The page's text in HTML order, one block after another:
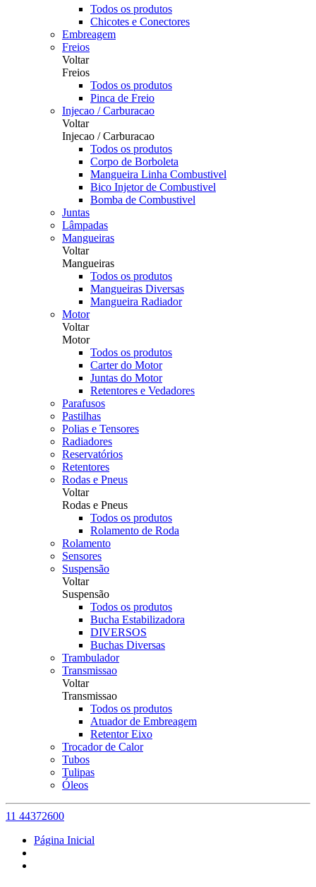
Todos os produtos
Chicotes e Conectores
Embreagem
Freios
Voltar
Freios
Todos os produtos
Pinca de Freio
Injecao / Carburacao
Voltar
Injecao / Carburacao
Todos os produtos
Corpo de Borboleta
Mangueira Linha Combustivel
Bico Injetor de Combustivel
Bomba de Combustivel
Juntas
Lâmpadas
Mangueiras
Voltar
Mangueiras
Todos os produtos
Mangueiras Diversas
Mangueira Radiador
Motor
Voltar
Motor
Todos os produtos
Carter do Motor
Juntas do Motor
Retentores e Vedadores
Parafusos
Pastilhas
Polias e Tensores
Radiadores
Reservatórios
Retentores
Rodas e Pneus
Voltar
Rodas e Pneus
Todos os produtos
Rolamento de Roda
Rolamento
Sensores
Suspensão
Voltar
Suspensão
Todos os produtos
Bucha Estabilizadora
DIVERSOS
Buchas Diversas
Trambulador
Transmissao
Voltar
Transmissao
Todos os produtos
Atuador de Embreagem
Retentor Eixo
Trocador de Calor
Tubos
Tulipas
Óleos
11 44372600
Página Inicial